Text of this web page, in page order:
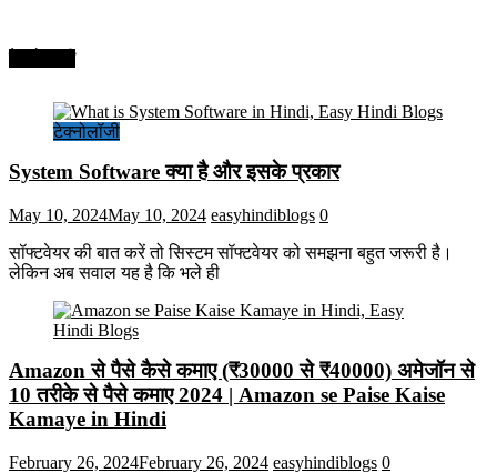
टेक्नोलॉजी
System Software क्या है और इसके प्रकार
May 10, 2024May 10, 2024 easyhindiblogs 0
सॉफ्टवेयर की बात करें तो सिस्टम सॉफ्टवेयर को समझना बहुत जरूरी है।
लेकिन अब सवाल यह है कि भले ही
Amazon से पैसे कैसे कमाए (₹30000 से ₹40000) अमेजॉन से
10 तरीके से पैसे कमाए 2024 | Amazon se Paise Kaise
Kamaye in Hindi
February 26, 2024February 26, 2024 easyhindiblogs 0